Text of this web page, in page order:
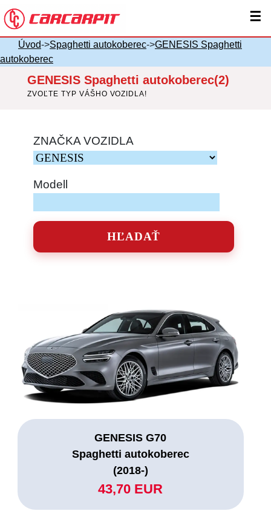
☰
Úvod->Spaghetti autokoberec->GENESIS Spaghetti
autokoberec
GENESIS Spaghetti autokoberec(2)
ZVOĽTE TYP VÁŠHO VOZIDLA!
ZNAČKA VOZIDLA
Modell
HĽADAŤ
GENESIS G70
Spaghetti autokoberec
(2018-)
43,70 EUR